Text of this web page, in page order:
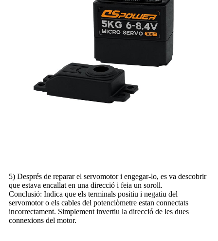
5) Després de reparar el servomotor i engegar-lo, es va descobrir
que estava encallat en una direcció i feia un soroll.
Conclusió: Indica que els terminals positiu i negatiu del
servomotor o els cables del potenciòmetre estan connectats
incorrectament. Simplement invertiu la direcció de les dues
connexions del motor.